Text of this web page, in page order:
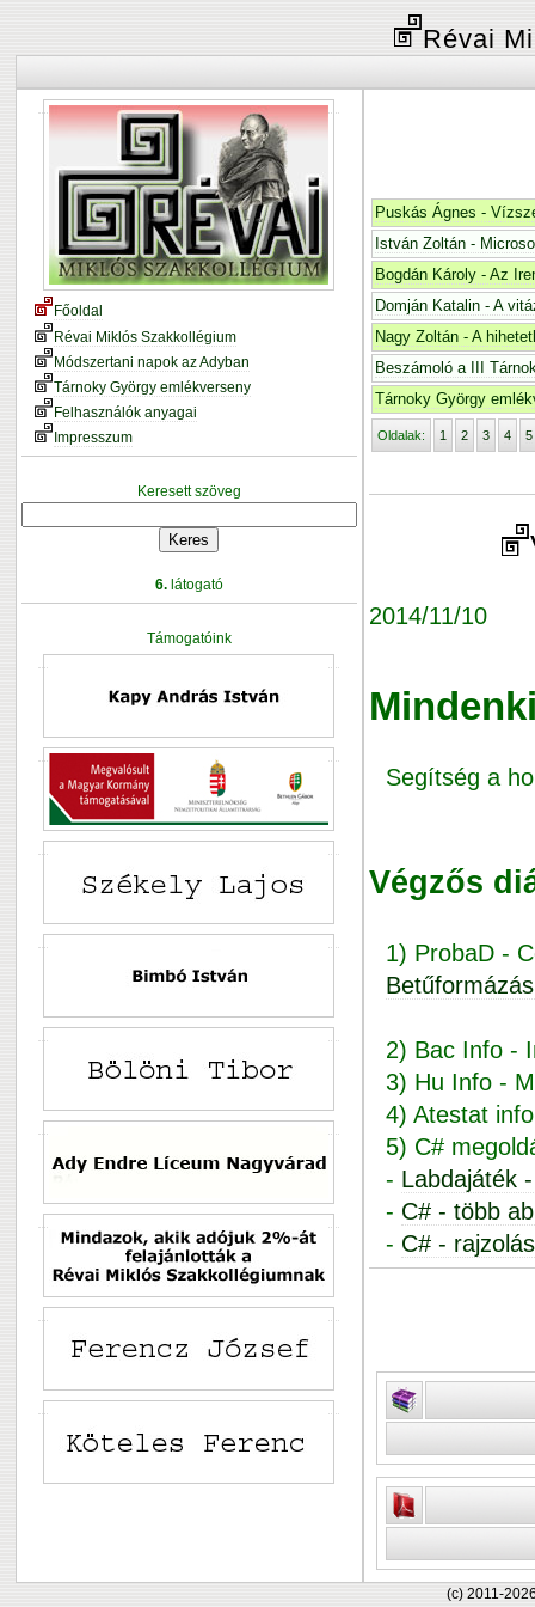
Révai
Főoldal
Révai Miklós Szakkollégium
Módszertani napok az Adyban
Tárnoky György emlékverseny
Felhasználók anyagai
Impresszum
Keresett szöveg
6.látogató
Támogatóink
Puskás Ágnes -
István Zoltán -
Bogdán Károly - Az
Domján Katalin - A
Nagy Zoltán - A
Beszámoló a III
Tárnoky György
Oldalak: 1 2 3 4 5
2014/11/10
Segítség a
Végzős
1) ProbaD -
2) Bac Info -
3) Hu Info -
4) Atestat
5) C#
- Labdajáték
- C# - több
- C# -
(c) 2011-